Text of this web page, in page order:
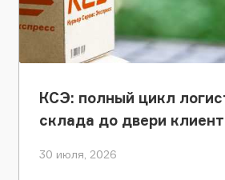
КСЭ: полный цикл
склада до двери
30 июля, 2026